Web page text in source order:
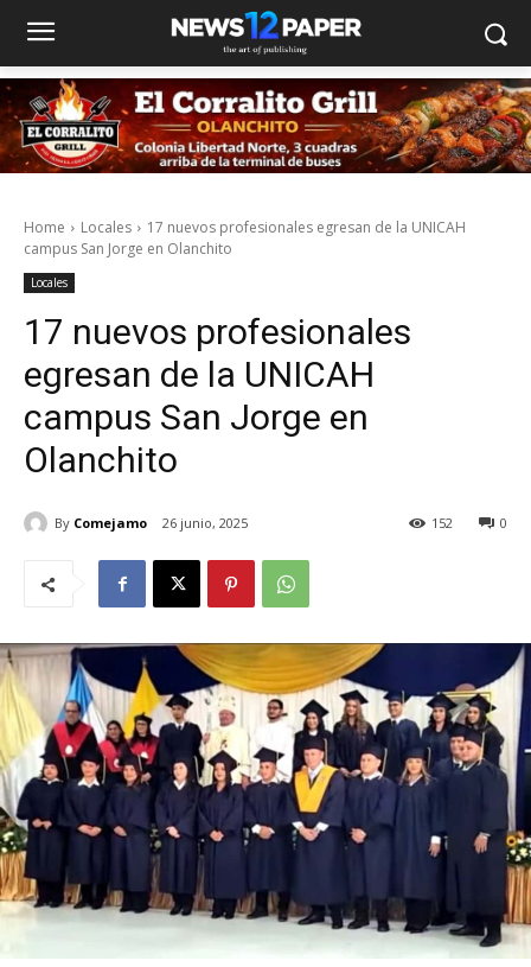
Home Locales
17 nuevos profesionales egresan de la UNICAH
campus San Jorge en Olanchito
Locales
17 nuevos profesionales
egresan de la UNICAH
campus San Jorge en
Olanchito
By Comejamo 26 junio, 2025 0
152